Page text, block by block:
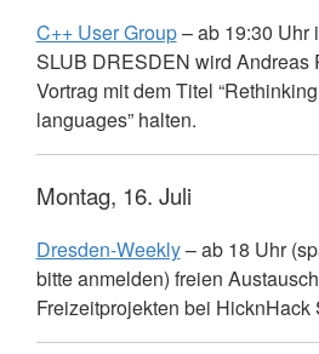
C++ User Group– ab 19:30 Uhr
SLUB DRESDEN wird Andreas
Vortrag mit dem Titel
languages” halten.
Montag, 16. Juli
Dresden-Weekly– ab 18 Uhr
bitte anmelden) freien
Freizeitprojekten bei HicknHack